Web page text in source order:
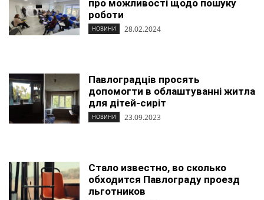
про можливості щодо пошуку
роботи
НОВИНИ 28.02.2024
Павлоградців просять
допомогти в облаштуванні житла
для дітей-сиріт
НОВИНИ 23.09.2023
Стало известно, во сколько
обходится Павлограду проезд
льготников